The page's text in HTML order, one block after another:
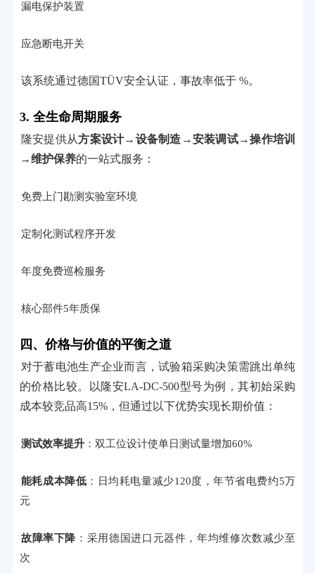
漏电保护装置
应急断电开关
该系统通过德国TÜV安全认证，事故率低于 %。
3. 全生命周期服务
隆安提供从方案设计→设备制造→安装调试→操作培训
→维护保养的一站式服务：
免费上门勘测实验室环境
定制化测试程序开发
年度免费巡检服务
核心部件5年质保
四、价格与价值的平衡之道
对于蓄电池生产企业而言，试验箱采购决策需跳出单纯
的价格比较。以隆安LA-DC-500型号为例，其初始采购
成本较竞品高15%，但通过以下优势实现长期价值：
测试效率提升：双工位设计使单日测试量增加60%
能耗成本降低 ：日均耗电量减少120度，年节省电费约5万
元
故障率下降 ：采用德国进口元器件，年均维修次数减少至
次